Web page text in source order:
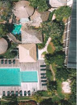
Add to
wishlist